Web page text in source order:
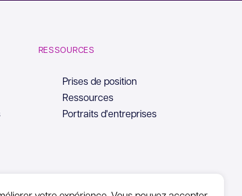
RESSOURCES
Prises de position
Ressources
Portraits d'entreprises